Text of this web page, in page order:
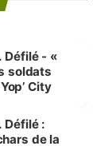
Défilé - «
soldats
City
Défilé :
de la